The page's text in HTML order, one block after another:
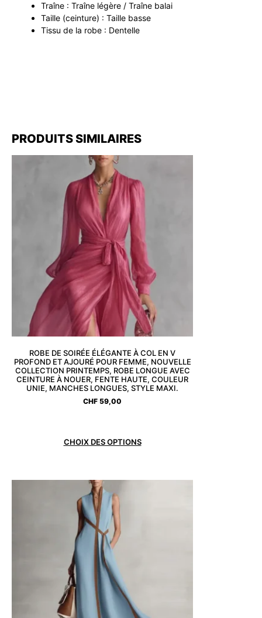
Traîne : Traîne légère / Traîne balai
Taille (ceinture) : Taille basse
Tissu de la robe : Dentelle
PRODUITS SIMILAIRES
ROBE DE SOIRÉE ÉLÉGANTE À COL EN V
PROFOND ET AJOURÉ POUR FEMME, NOUVELLE
COLLECTION PRINTEMPS, ROBE LONGUE AVEC
CEINTURE À NOUER, FENTE HAUTE, COULEUR
UNIE, MANCHES LONGUES, STYLE MAXI.
CHF 59,00
CHOIX DES OPTIONS